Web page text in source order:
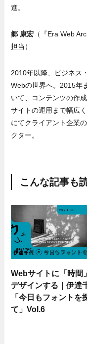
進。
郷 康宏 （『Era Web
担当）
2010年以降、ビジネス
Webの世界へ。2015年
いて、コンテンツの作
サイトの運用まで幅広
にてクライアント企業
クター。
こんな記事も
Webサイトに「時間
デザインする｜伊達
「今日もフォントを
て」Vol.6